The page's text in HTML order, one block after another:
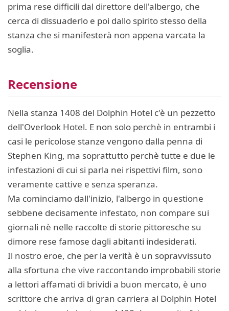
prima rese difficili dal direttore dell'albergo, che
cerca di dissuaderlo e poi dallo spirito stesso della
stanza che si manifesterà non appena varcata la
soglia.
Recensione
Nella stanza 1408 del Dolphin Hotel c'è un pezzetto
dell'Overlook Hotel. E non solo perchè in entrambi i
casi le pericolose stanze vengono dalla penna di
Stephen King, ma soprattutto perchè tutte e due le
infestazioni di cui si parla nei rispettivi film, sono
veramente cattive e senza speranza.
Ma cominciamo dall'inizio, l'albergo in questione
sebbene decisamente infestato, non compare sui
giornali nè nelle raccolte di storie pittoresche su
dimore rese famose dagli abitanti indesiderati.
Il nostro eroe, che per la verità è un sopravvissuto
alla sfortuna che vive raccontando improbabili storie
a lettori affamati di brividi a buon mercato, è uno
scrittore che arriva di gran carriera al Dolphin Hotel